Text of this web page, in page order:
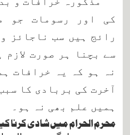
کی اور رسومات جو
رائج ہیں سب ناجائز
سے بچنا ہر صورت لازم
نہ ہو کہ یہ خرافات
آخرت کی بربادی کا
ہمیں علم بھی نہ ہو۔
محرم الحرام میں شادی کرنا